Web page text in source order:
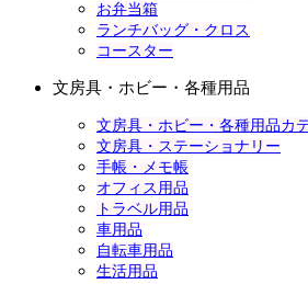
お弁当箱
ランチバッグ・クロス
コースター
文房具・ホビー・各種用品
文房具・ホビー・各種用品カ
文房具・ステーショナリー
手帳・メモ帳
オフィス用品
トラベル用品
車用品
自転車用品
生活用品